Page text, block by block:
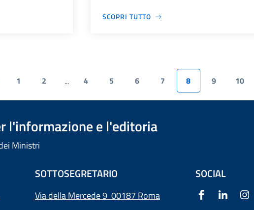
SCOPRI TUTTO
1 2 ... 4 5 6 7 8 9 10
l'informazione e l'editoria
Ministri
SOTTOSEGRETARIO
Via della Mercede 9 00187 Roma
SOCIAL